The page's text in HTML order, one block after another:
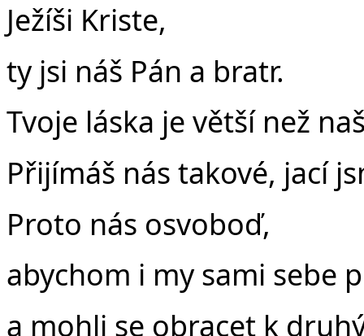
Ježíši Kriste,
ty jsi náš Pán a bratr.
Tvoje láska je větší než
Přijímáš nás takové, jací
Proto nás osvoboď,
abychom i my sami sebe
a mohli se obracet k